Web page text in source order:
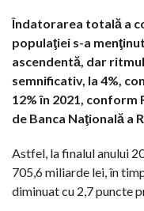
Îndatorarea totală a
populaţiei s-a
ascendentă, dar
semnificativ, la 4%,
12% în 2021,
de Banca Naţională a
Astfel, la finalul anului
705,6 miliarde lei, în
diminuat cu 2,7 puncte